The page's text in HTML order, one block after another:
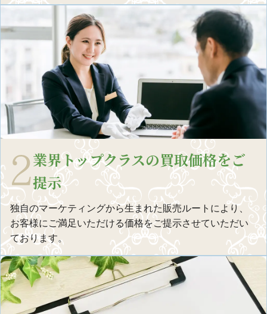
業界トップクラスの買取価格をご
提示
独自のマーケティングから生まれた販売ルートにより、
お客様にご満足いただける価格をご提示させていただい
ております。